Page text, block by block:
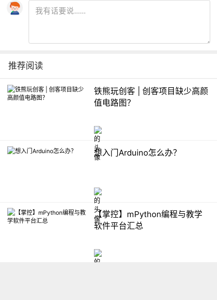
推荐阅读
铁熊玩创客 | 创客项目缺少高颜
值电路图？
想入门Arduino怎么办？
【掌控】mPython编程与教学
软件平台汇总